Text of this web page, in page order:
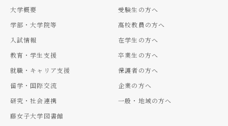
大学概要
学部・大学院等
入試情報
教育・学生支援
就職・キャリア支援
留学・国際交流
研究・社会連携
藤女子大学図書館
受験生の方へ
高校教員の方へ
在学生の方へ
卒業生の方へ
保護者の方へ
企業の方へ
一般・地域の方へ